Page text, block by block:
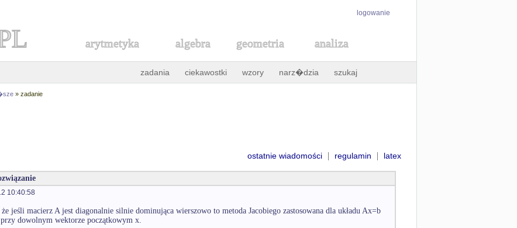
logowanie
arytmetyka algebra geometria analiza
zadania ciekawostki wzory narz�dzia szukaj
» zadanie
ostatnie wiadomości | regulamin | latex
10:40:58
jeśli macierz A jest diagonalnie silnie dominująca wierszowo to metoda Jacobiego zastosowana dla układu Ax=b
przy dowolnym wektorze początkowym x.